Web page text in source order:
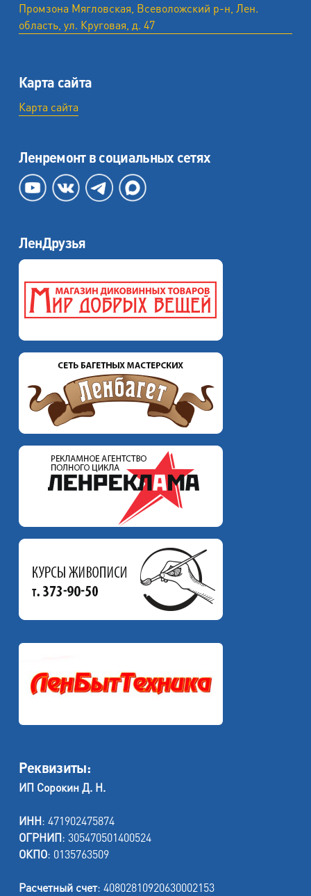
Промзона Мягловская, Всеволожский р-н, Лен.
область, ул. ​Круговая, д. 47
Карта сайта
Карта сайта
Ленремонт в социальных сетях
ЛенДрузья
Реквизиты:
ИП Сорокин Д. Н.
ИНН: 471902475874
ОГРНИП: 305470501400524
ОКПО: 0135763509
Расчетный счет: 40802810920630002153